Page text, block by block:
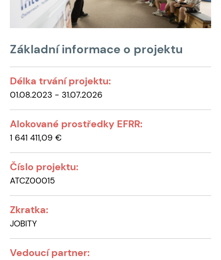
Základní informace o projektu
Délka trvání projektu:
01.08.2023 - 31.07.2026
Alokované prostředky EFRR:
1 641 411,09 €
Číslo projektu:
ATCZ00015
Zkratka:
JOBITY
Vedoucí partner: